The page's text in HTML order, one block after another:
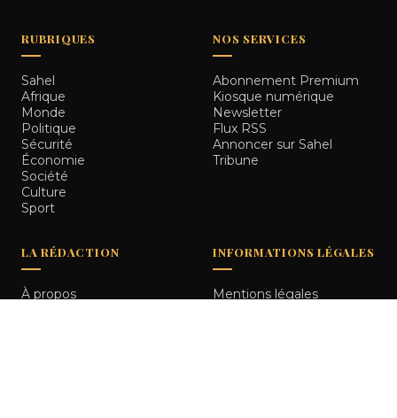
RUBRIQUES
Sahel
Afrique
Monde
Politique
Sécurité
Économie
Société
Culture
Sport
NOS SERVICES
Abonnement Premium
Kiosque numérique
Newsletter
Flux RSS
Annoncer sur Sahel
Tribune
LA RÉDACTION
À propos
INFORMATIONS LÉGALES
Mentions légales